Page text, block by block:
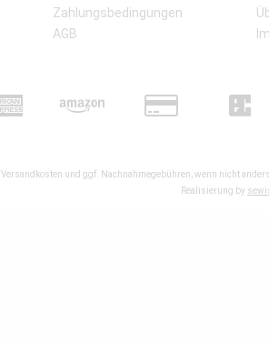
Zahlungsbedingungen
AGB
Versandkosten und ggf. Nachnahmegebühren, wenn nicht
Realisierung by